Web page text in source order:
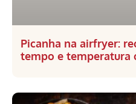
Picanha na airfryer:
tempo e temperatura